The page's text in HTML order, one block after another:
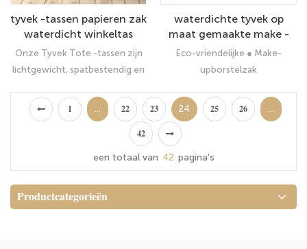
aparte zak met elkaar kan
sleutels, kaarten plaatsen.
tyvek -tassen papieren zak
waterdicht winkeltas
Onze Tyvek Tote -tassen zijn
lichtgewicht, spatbestendig en
overdruk- en katoengrepen.
waterdichte tyvek op
maat gemaakte make -
uptas Organizer tas set
Eco-vriendelijke ● Make-
upborstelzak
cosmetische tas (100% hoge
dichtheid polyethyleen), wat
betekent dat alle binneninhoud
wordt beschermd tegen
staking, krassen, stof en breuk.
1 ... 22 23 24 25 26 ...
42
een totaal van 42 pagina's
Productcategorieën